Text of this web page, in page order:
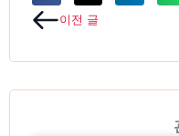
Prev
이전 글